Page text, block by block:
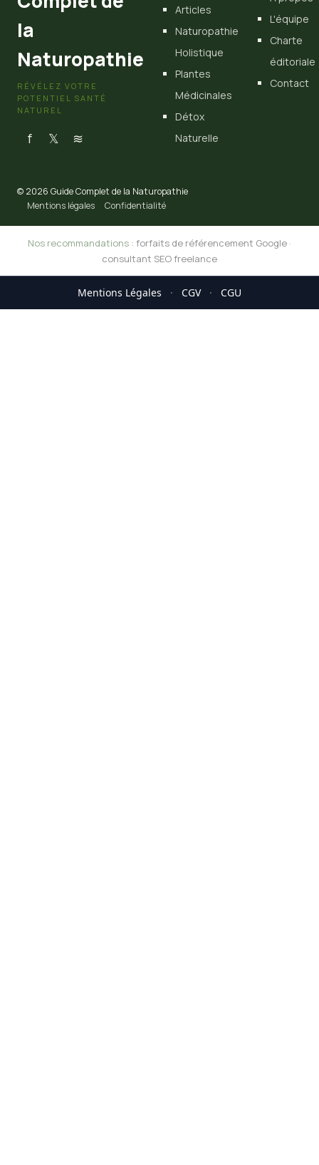
la
Naturopathie
RÉVÉLEZ VOTRE
POTENTIEL SANTÉ
NATUREL
f 𝕏 ≋
Articles
Naturopathie
Holistique
Plantes
Médicinales
Détox
Naturelle
L'équipe
Charte
éditoriale
Contact
© 2026 Guide Complet de la Naturopathie
Mentions légales
Confidentialité
Nos recommandations : forfaits de référencement Google ·
consultant SEO freelance
Mentions Légales · CGV · CGU